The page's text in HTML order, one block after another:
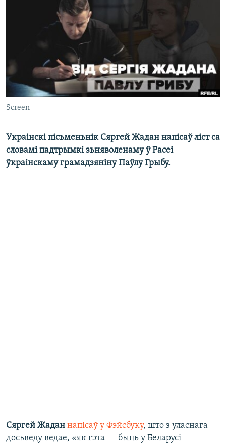
НА ХВАЛЯХ СВАБОДЫ
Screen
Украінскі пісьменьнік Сяргей Жадан напісаў ліст са
словамі падтрымкі зьняволенаму ў Расеі
ўкраінскаму грамадзяніну Паўлу Грыбу.
Сяргей Жадан напісаў у Фэйсбуку, што з уласнага
досьведу ведае, «як гэта — быць у Беларусі